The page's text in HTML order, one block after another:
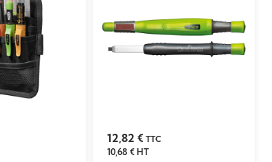
12,82 € TTC
10,68 €HT